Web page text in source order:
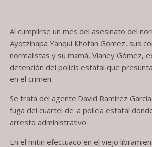
Al cumplirse un mes del asesinato del
Ayotzinapa Yanqui Khotan Gómez, sus
normalistas y su mamá, Vianey Gómez,
detención del policía estatal que
en el crimen.
Se trata del agente David Ramírez
fuga del cuartel de la policía estatal
arresto administrativo.
En el mitin efectuado en el viejo